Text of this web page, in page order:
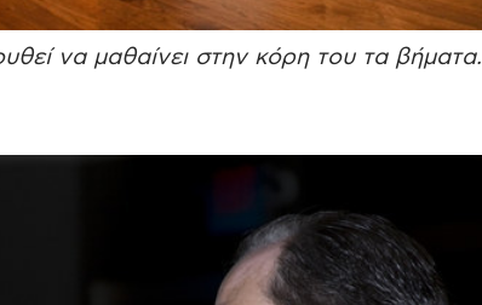
να μαθαίνει στην κόρη του τα βήματα.